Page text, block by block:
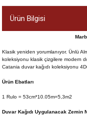
Ürün Bilgisi
Klasik yeniden yorumlanıyor. Ünlü
koleksiyonu klasik çizgilere modern
Catania duvar kağıdı koleksiyonu
Ürün Ebatları
1 Rulo = 53cm*10.05m=5,3m2
Duvar Kağıdı Uygulanacak Zemin